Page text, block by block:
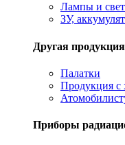
Лампы и
ЗУ,
Другая продукция
Палатки
Продукция с
Приборы